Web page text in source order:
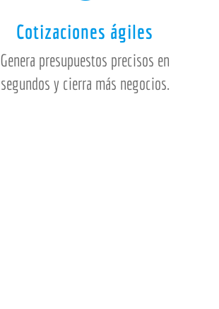
Cotizaciones ágiles
Genera presupuestos precisos en
segundos y cierra más negocios.